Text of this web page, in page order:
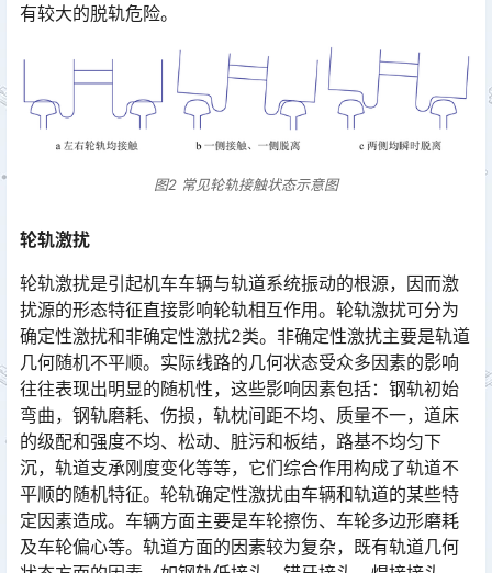
有较大的脱轨危险。󠅅󠅃󠄵󠅂󠄪󠇖󠆨󠆨󠇕󠆞󠆒󠅬󠇘󠆭󠆘󠇙󠆝󠅵󠇗󠆭󠆁󠄐󠇗󠅹󠅸󠇖󠆍󠅳󠇖󠅹󠅰󠇖󠆌󠅹
图2 常见轮轨接触状态示意图
轮轨激扰
轮轨激扰是引起机车车辆与轨道系统振动的根源，因而激
扰源的形态特征直接影响轮轨相互作用。轮轨激扰可分为
确定性激扰和非确定性激扰2类。非确定性激扰主要是轨道
几何随机不平顺。实际线路的几何状态受众多因素的影响
往往表现出明显的随机性，这些影响因素包括：钢轨初始
弯曲，钢轨磨耗、伤损，轨枕间距不均、质量不一，道床
的级配和强度不均、松动、脏污和板结，路基不均匀下
沉，轨道支承刚度变化等等，它们综合作用构成了轨道不
平顺的随机特征。轮轨确定性激扰由车辆和轨道的某些特
定因素造成。车辆方面主要是车轮擦伤、车轮多边形磨耗
及车轮偏心等。轨道方面的因素较为复杂，既有轨道几何